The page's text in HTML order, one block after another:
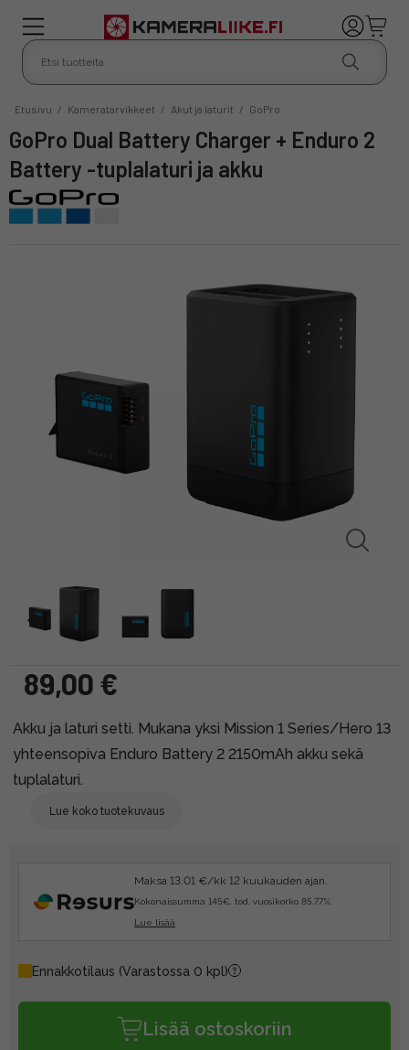
Etusivu / Kameratarvikkeet / Akut ja laturit / GoPro
GoPro Dual Battery Charger + Enduro 2
Battery -tuplalaturi ja akku
89,00 €
Akku ja laturi setti. Mukana yksi Mission 1 Series/Hero 13
yhteensopiva Enduro Battery 2 2150mAh akku sekä
tuplalaturi.
Lue koko tuotekuvaus
Maksa 13.01 €/kk 12 kuukauden ajan.
Kokonaissumma 145€, tod. vuosikorko 85.77%.
Lue lisää
Ennakkotilaus (Varastossa 0 kpl)
Lisää ostoskoriin